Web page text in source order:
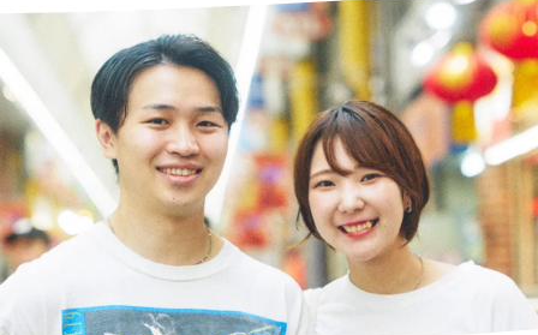
東宝ハウス大田東京に ついて
スタッフ一覧
グループ案内
ストーリー
お客様ストーリー
スタッフストーリー